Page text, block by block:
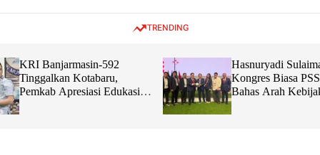
TRENDING
KRI Banjarmasin-592
Tinggalkan Kotabaru,
Pemkab Apresiasi Edukasi
dan Sinergi TNI Bersama
Masyarakat
Hasnuryadi
Kongres Biasa
Bahas Arah
Bola Nasional